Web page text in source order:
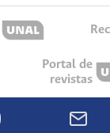
Portal de
revistas